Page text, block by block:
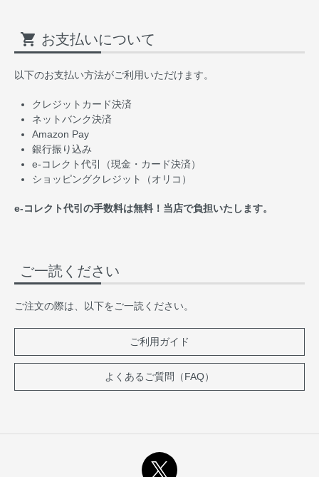
ご一読ください
ご注文の際は、以下をご一読ください。
ご利用ガイド
よくあるご質問（FAQ）
shopping_cart お支払いについて
以下のお支払い方法がご利用いただけます。
クレジットカード決済
ネットバンク決済
Amazon Pay
銀行振り込み
e-コレクト代引（現金・カード決済）
ショッピングクレジット（オリコ）
e-コレクト代引の手数料は無料！当店で負担いたします。